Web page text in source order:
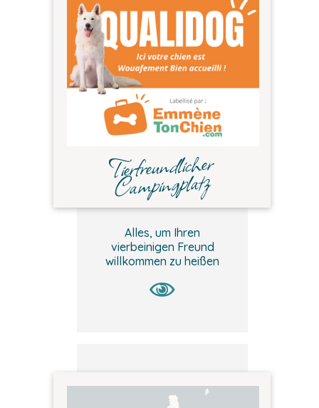
Tierfreundlicher
Campingplatz
Alles, um Ihren
vierbeinigen Freund
willkommen zu heißen